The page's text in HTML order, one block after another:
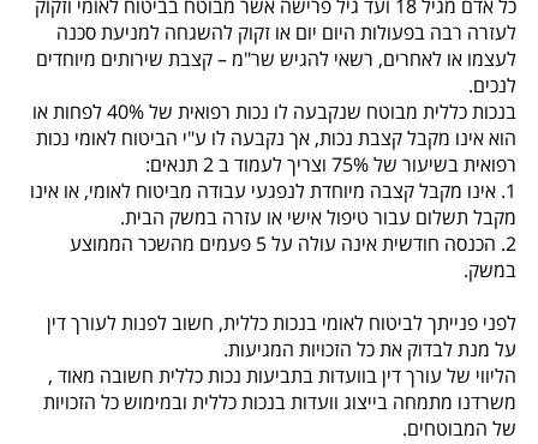
כל אדם מגיל 18 ועד גיל פרישה אשר מבוטח בביטוח לאומי וזקוק
לעזרה רבה בפעולות היום יום או זקוק להשגחה למניעת סכנה
לעצמו או לאחרים, רשאי להגיש שר"מ – קצבת שירותים מיוחדים
לנכים.
בנכות כללית מבוטח שנקבעה לו נכות רפואית של 40% לפחות או
הוא אינו מקבל קצבת נכות, אך נקבעה לו ע"י הביטוח לאומי נכות
רפואית בשיעור של 75% וצריך לעמוד ב 2 תנאים:
1. אינו מקבל קצבה מיוחדת לנפגעי עבודה מביטוח לאומי, או אינו
מקבל תשלום עבור טיפול אישי או עזרה במשק הבית.
2.
הכנסה חודשית אינה עולה על 5 פעמים מהשכר הממוצע
במשק.
לפני פנייתך לביטוח לאומי בנכות כללית, חשוב לפנות לעורך דין
על מנת לבדוק את כל הזכויות המגיעות.
הליווי של עורך דין בוועדות בתביעות נכות כללית חשובה מאוד ,
משרדנו מתמחה בייצוג וועדות בנכות כללית ובמימוש כל הזכויות
של המבוטחים.